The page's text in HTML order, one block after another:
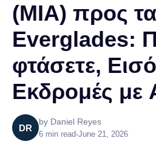
(MIA) προς τα
Everglades:
φτάσετε,
Εκδρομές με
DR
by Daniel Reyes
6 min read•June 21, 2026